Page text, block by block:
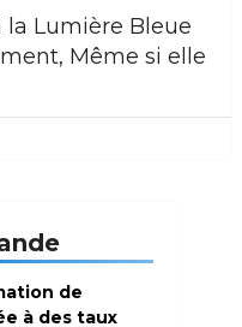
la Lumière Bleue
Même si elle
de
à des taux